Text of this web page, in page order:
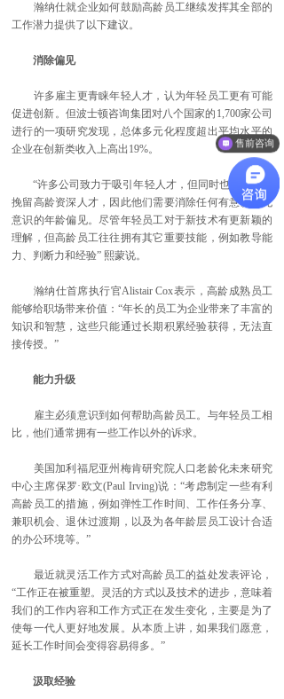
瀚纳仕就企业如何鼓励高龄员工继续发挥其全部的
工作潜力提供了以下建议。
消除偏见
许多雇主更青睐年轻人才，认为年轻员工更有可能
促进创新。但波士顿咨询集团对八个国家的1,700家公司
进行的一项研究发现，总体多元化程度超出平均水平的
企业在创新类收入上高出19%。
“许多公司致力于吸引年轻人才，但同时也应该考虑
挽留高龄资深人才，因此他们需要消除任何有意识或无
意识的年龄偏见。尽管年轻员工对于新技术有更新颖的
理解，但高龄员工往往拥有其它重要技能，例如教导能
力、判断力和经验” 熙蒙说。
瀚纳仕首席执行官Alistair Cox表示，高龄成熟员工
能够给职场带来价值：“年长的员工为企业带来了丰富的
知识和智慧，这些只能通过长期积累经验获得，无法直
接传授。”
能力升级
雇主必须意识到如何帮助高龄员工。与年轻员工相
比，他们通常拥有一些工作以外的诉求。
美国加利福尼亚州梅肯研究院人口老龄化未来研究
中心主席保罗·欧文(Paul Irving)说：“考虑制定一些有利
高龄员工的措施，例如弹性工作时间、工作任务分享、
兼职机会、退休过渡期，以及为各年龄层员工设计合适
的办公环境等。”
最近就灵活工作方式对高龄员工的益处发表评论，
“工作正在被重塑。灵活的方式以及技术的进步，意味着
我们的工作内容和工作方式正在发生变化，主要是为了
使每一代人更好地发展。从本质上讲，如果我们愿意，
延长工作时间会变得容易得多。”
汲取经验
售前咨询